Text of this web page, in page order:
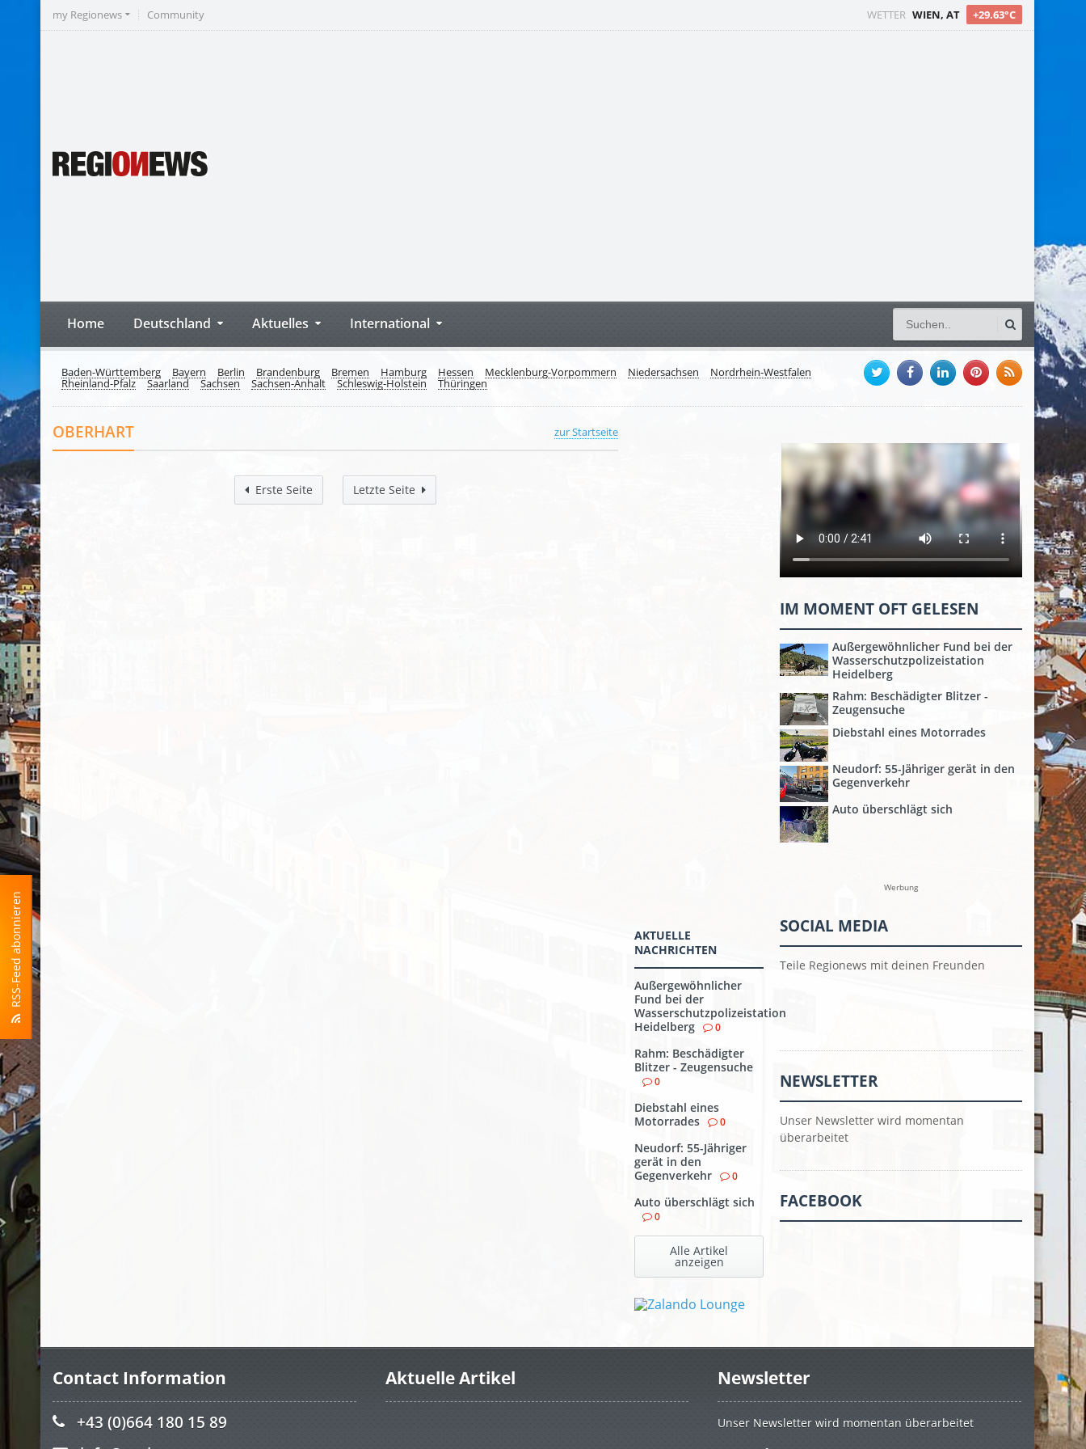
RSS-Feed abonnieren
WETTER WIEN, AT +29.63°C
my Regionews Community
Home Deutschland Aktuelles International
Baden-Württemberg Bayern Berlin Brandenburg Bremen Hamburg Hessen Mecklenburg-Vorpommern Niedersachsen Nordrhein-Westfalen
Rheinland-Pfalz Saarland Sachsen Sachsen-Anhalt Schleswig-Holstein Thüringen
zur Startseite
OBERHART
Erste Seite Letzte Seite
AKTUELLE
NACHRICHTEN
Außergewöhnlicher
Fund bei der
Wasserschutzpolizeistation
Heidelberg
0
Rahm: Beschädigter
Blitzer - Zeugensuche
0
Diebstahl eines
Motorrades
0
Neudorf: 55-Jähriger
gerät in den
Gegenverkehr
0
Auto überschlägt sich
0
Alle Artikel
anzeigen
IM MOMENT OFT GELESEN
Außergewöhnlicher Fund bei der
Wasserschutzpolizeistation
Heidelberg
Rahm: Beschädigter Blitzer -
Zeugensuche
Diebstahl eines Motorrades
Neudorf: 55-Jähriger gerät in den
Gegenverkehr
Auto überschlägt sich
Werbung
SOCIAL MEDIA
Teile Regionews mit deinen Freunden
NEWSLETTER
Unser Newsletter wird momentan
überarbeitet
FACEBOOK
Contact Information
+43 (0)664 180 15 89
Aktuelle Artikel Newsletter
Unser Newsletter wird momentan überarbeitet